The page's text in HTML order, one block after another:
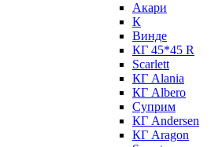
Акари
К
Винде
КГ 45*45 R
Scarlett
КГ Alania
КГ Albero
Суприм
КГ Andersen
КГ Aragon